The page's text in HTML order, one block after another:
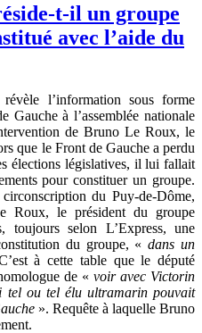
t-il un groupe
avec l’aide du
l’information sous forme
Gauche à l’assemblée nationale
de Bruno Le Roux, le
que le Front de Gauche a perdu
élections législatives, il lui fallait
pour constituer un groupe.
du Puy-de-Dôme,
Roux, le président du groupe
toujours selon L’Express, une
du groupe, «dans un
à cette table que le député
de « voir avec Victorin
tel ou tel élu ultramarin pouvait
». Requête à laquelle Bruno